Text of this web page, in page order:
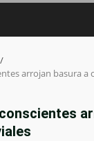
arrojan basura a